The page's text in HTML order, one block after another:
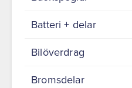
Batteri + delar
Bilöverdrag
Bromsdelar